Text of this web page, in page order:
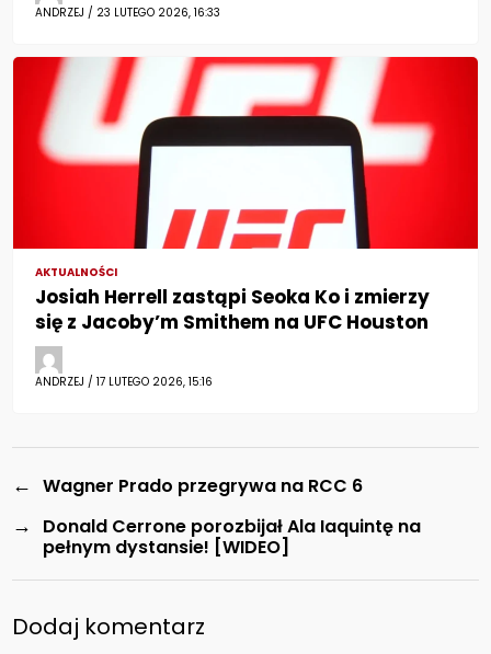
ANDRZEJ / 23 LUTEGO 2026, 16:33
AKTUALNOŚCI
Josiah Herrell zastąpi Seoka Ko i zmierzy
się z Jacoby’m Smithem na UFC Houston
ANDRZEJ / 17 LUTEGO 2026, 15:16
← Wagner Prado przegrywa na RCC 6
→
Donald Cerrone porozbijał Ala Iaquintę na
pełnym dystansie! [WIDEO]
Dodaj komentarz